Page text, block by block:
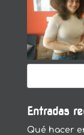
Entradas
Qué hacer